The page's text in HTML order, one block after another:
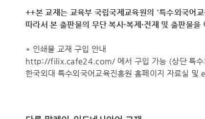
++본 교재는 교육부 국립국제교육원의 '특수외국어
따라서 ​본 출판물의 무단 복사·복제·전재 및 출판물
* 인쇄물 교재 구입 안내
http://filix.cafe24.com/ 에서 구입 가능 (상단 특수
한국외대 특수외국어교육진흥원 홈페이지 자료실